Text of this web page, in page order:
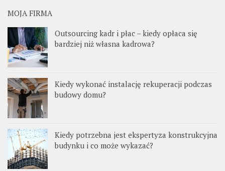
MOJA FIRMA
Outsourcing kadr i płac – kiedy opłaca się
bardziej niż własna kadrowa?
Kiedy wykonać instalację rekuperacji podczas
budowy domu?
Kiedy potrzebna jest ekspertyza konstrukcyjna
budynku i co może wykazać?